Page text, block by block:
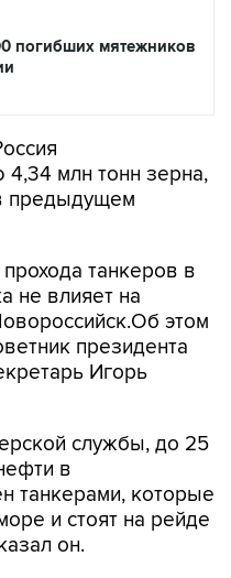
погибших мятежников
4,34 млн тонн зерна,
предыдущем
танкеров в
не влияет на
этом
президента
Игорь
службы, до 25
в
танкерами, которые
и стоят на рейде
он.